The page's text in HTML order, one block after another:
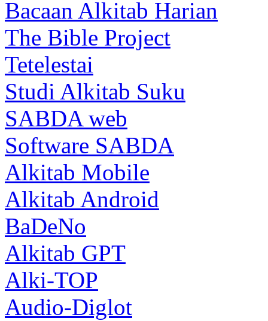
Bacaan Alkitab Harian
The Bible Project
Tetelestai
Studi Alkitab Suku
SABDA web
Software SABDA
Alkitab Mobile
Alkitab Android
BaDeNo
Alkitab GPT
Alki-TOP
Audio-Diglot